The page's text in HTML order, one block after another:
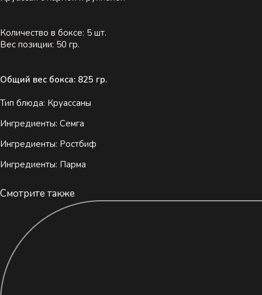
Количество в боксе: 5 шт.
Вес позиции: 50 гр.
Общий вес бокса: 825 гр.
Тип блюда: Круассаны
Ингредиенты: Семга
Ингредиенты: Ростбиф
Ингредиенты: Парма
Смотрите также